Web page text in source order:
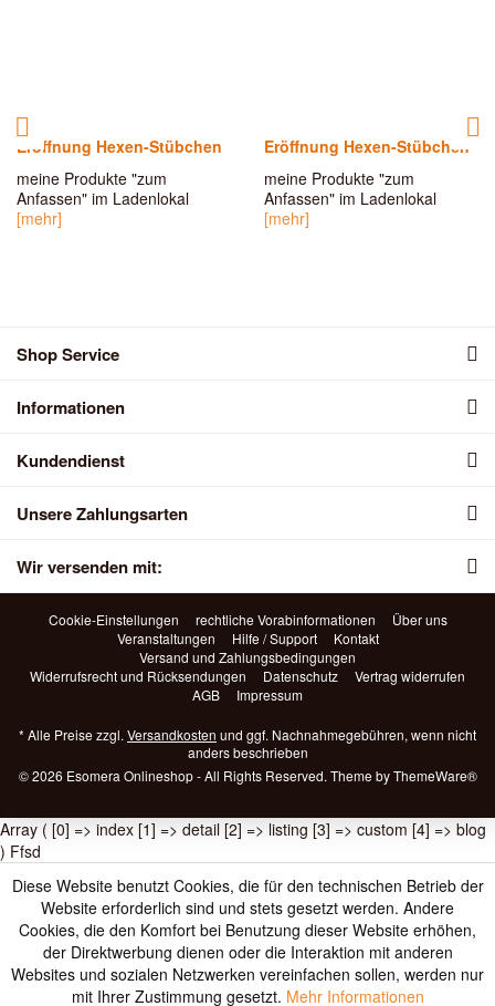
Eröffnung Hexen-Stübchen
meine Produkte "zum
Anfassen" im Ladenlokal
[mehr]
Eröffnung Hexen-Stübchen
meine Produkte "zum
Anfassen" im Ladenlokal
[mehr]
Shop Service
Informationen
Kundendienst
Unsere Zahlungsarten
Wir versenden mit:
Cookie-Einstellungen rechtliche Vorabinformationen
Über uns
Veranstaltungen
Hilfe / Support
Kontakt
Versand und Zahlungsbedingungen
Widerrufsrecht und Rücksendungen
Datenschutz
Vertrag widerrufen
AGB
Impressum
* Alle Preise zzgl. Versandkosten und ggf. Nachnahmegebühren, wenn nicht
anders beschrieben
© 2026 Esomera Onlineshop - All Rights Reserved. Theme byThemeWare®
Diese Website benutzt Cookies, die für den technischen Betrieb der
Website erforderlich sind und stets gesetzt werden. Andere
Cookies, die den Komfort bei Benutzung dieser Website erhöhen,
der Direktwerbung dienen oder die Interaktion mit anderen
Websites und sozialen Netzwerken vereinfachen sollen, werden nur
mit Ihrer Zustimmung gesetzt. Mehr Informationen
Array ( [0] => index [1] => detail [2] => listing [3] => custom [4] => blog
) Ffsd